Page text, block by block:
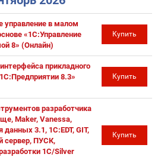
управление в малом
«1С:Управление
8» (Онлайн)
Купить
прикладного
8.3»
Купить
разработчика
Maker, Vanessa,
данных 3.1, 1C:EDT, GIT,
сервер, ПУСК,
1С/Silver
Купить